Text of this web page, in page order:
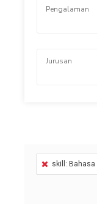
skill: Bahasa